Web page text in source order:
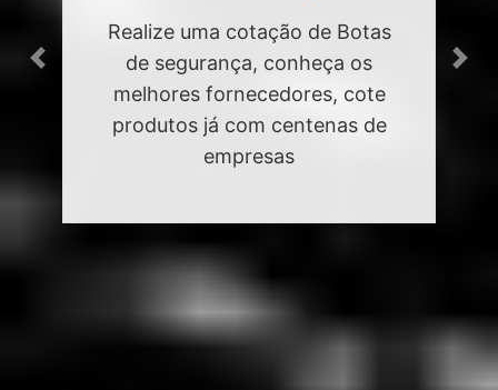
Realize uma cotação de Botas
de segurança, conheça os
melhores fornecedores, cote
produtos já com centenas de
empresas
Previous Next